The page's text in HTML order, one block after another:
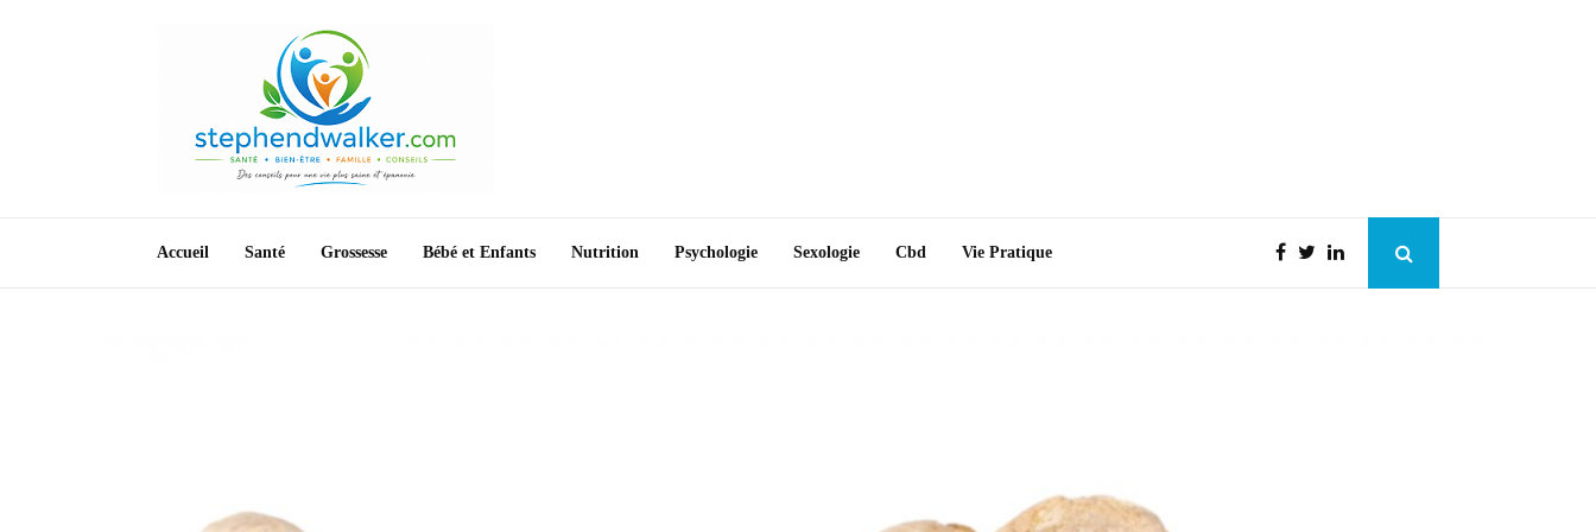
Accueil Santé Grossesse Bébé et Enfants Nutrition Psychologie Sexologie Cbd Vie Pratique